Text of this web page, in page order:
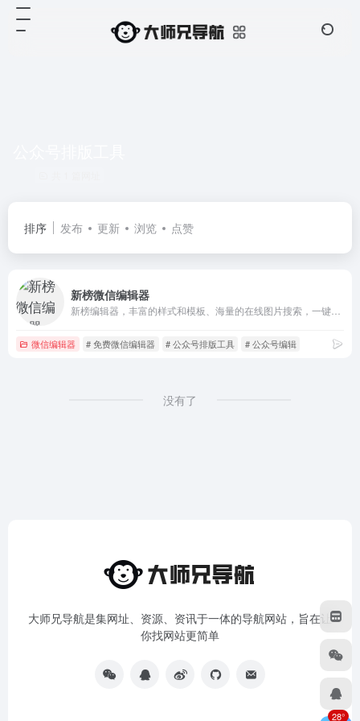
排序 发布 更新 浏览 点赞
新榜微信编辑器
微信编辑器 # 免费微信编辑器 # 公众号排版工具 # 公众号编辑
没有了
大师兄导航是集网址、资源、资讯于一体的导航网站，旨在让
你找网站更简单
28°